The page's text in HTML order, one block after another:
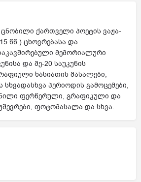
ქართველი პოეტის ვაჟა-
წწ.) ცხოვრებასა და
მემორიალური
და მე-20 საუკუნის
ხასიათის მასალები,
სხვადასხვა პერიოდის გამოცემები,
ფერწერული, გრაფიკული და
ფოტომასალა და სხვა.